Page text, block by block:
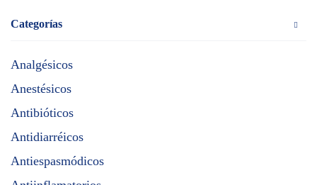
Categorías
Analgésicos
Anestésicos
Antibióticos
Antidiarréicos
Antiespasmódicos